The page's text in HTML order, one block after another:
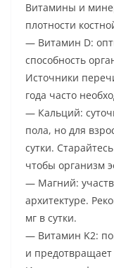
Витамины и
плотности
— Витамин D:
способность
Источники
года часто
— Кальций:
пола, но для
сутки.
чтобы организм
— Магний:
архитектуре.
мг в сутки.
— Витамин K2:
и предотвращает